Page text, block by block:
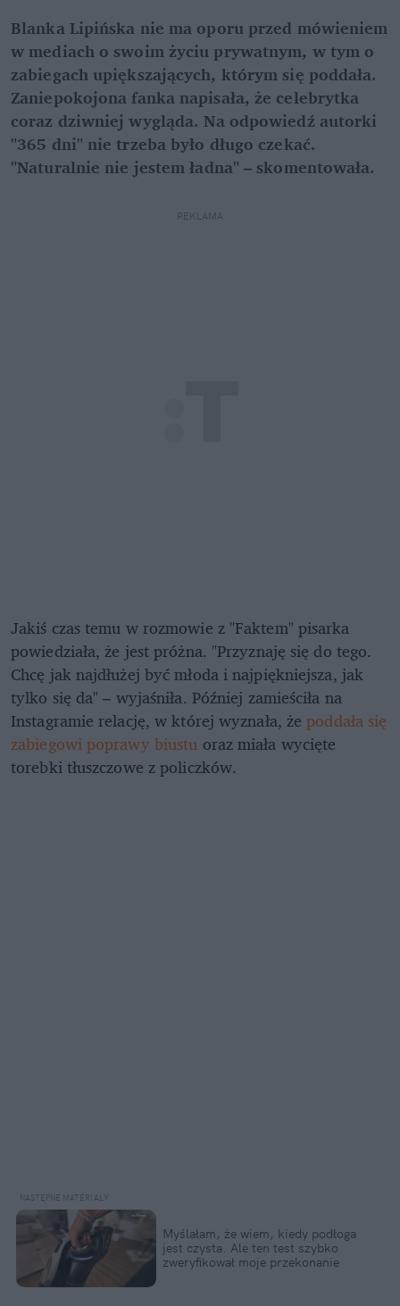
Blanka Lipińska nie ma oporu przed mówieniem
w mediach o swoim życiu prywatnym, w tym o
zabiegach upiększających, którym się poddała.
Zaniepokojona fanka napisała, że celebrytka
coraz dziwniej wygląda. Na odpowiedź autorki
"365 dni" nie trzeba było długo czekać.
"Naturalnie nie jestem ładna" – skomentowała.
REKLAMA
Jakiś czas temu w rozmowie z "Faktem" pisarka
powiedziała, że jest próżna. "Przyznaję się do tego.
Chcę jak najdłużej być młoda i najpiękniejsza, jak
tylko się da" – wyjaśniła. Później zamieściła na
Instagramie relację, w której wyznała, żepoddała się
zabiegowi poprawy biustu oraz miała wycięte
torebki tłuszczowe z policzków.
Myślałam, że wiem, kiedy podłoga
jest czysta. Ale ten test szybko
zweryfikował moje przekonanie